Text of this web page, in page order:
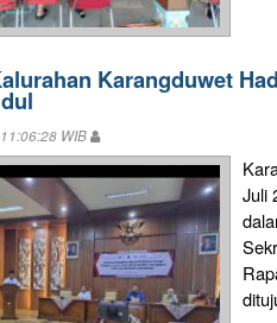
Karangduwet
WIB
Juli